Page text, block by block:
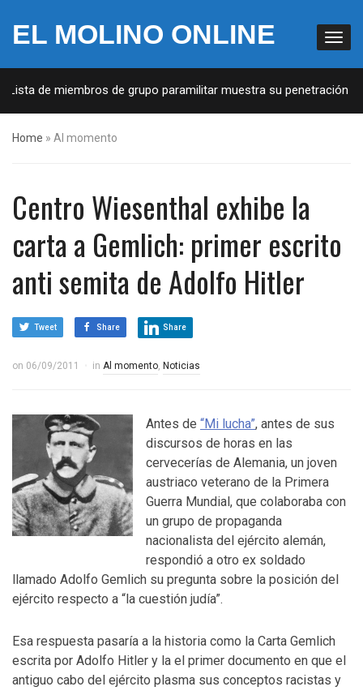
EL MOLINO ONLINE
de miembros de grupo paramilitar muestra su penetración en la
Home » Al momento
Centro Wiesenthal exhibe la
carta a Gemlich: primer escrito
anti semita de Adolfo Hitler
Tweet Share Share
on 06/09/2011 in Al momento, Noticias
Antes de “Mi lucha”, antes de sus
discursos de horas en las
cervecerías de Alemania, un joven
austriaco veterano de la Primera
Guerra Mundial, que colaboraba con
un grupo de propaganda
nacionalista del ejército alemán,
respondió a otro ex soldado
llamado Adolfo Gemlich su pregunta sobre la posición del
ejército respecto a “la cuestión judía”.
Esa respuesta pasaría a la historia como la Carta Gemlich
escrita por Adolfo Hitler y la el primer documento en que el
antiguo cabo del ejército plasma sus conceptos racistas y